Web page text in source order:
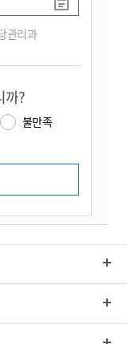
관리과
까?
불만족